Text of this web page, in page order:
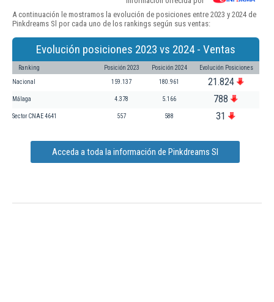
A continuación le mostramos la evolución de posiciones entre 2023 y 2024 de
Pinkdreams Sl por cada uno de los rankings según sus ventas:
Evolución posiciones 2023 vs 2024 - Ventas
Ranking Posición 2023 Posición 2024 Evolución Posiciones
Nacional 159.137 180.961 21.824
Málaga 4.378 5.166 788
Sector CNAE 4641 557 588 31
Acceda a toda la información de Pinkdreams Sl